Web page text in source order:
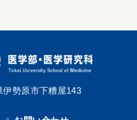
伊勢原市下糟屋143